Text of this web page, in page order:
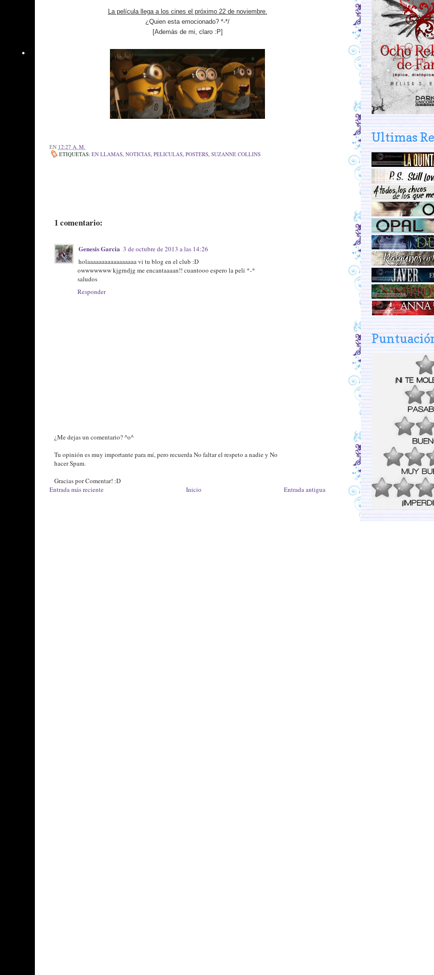
La película llega a los cines el próximo 22 de noviembre.
¿Quien esta emocionado? *-*/
[Además de mi, claro :P]
EN 12:27 A. M.
ETIQUETAS: EN LLAMAS NOTICIAS PELICULAS POSTERS SUZANNE COLLINS
1 comentario:
Genesis Garcia 3 de octubre de 2013 a las 14:26
holaaaaaaaaaaaaaaaaa vi tu blog en el club :D
owwwwwww kjgrndjg me encantaaaan!! cuantooo espero la peli *-*
saludos
Responder
¿Me dejas un comentario? ^o^
Tu opinión es muy importante para mí, pero recuerda No faltar el respeto a nadie y No
hacer Spam.
Gracias por Comentar! :D
Entrada más reciente
Entrada antigua
Inicio
Ultimas